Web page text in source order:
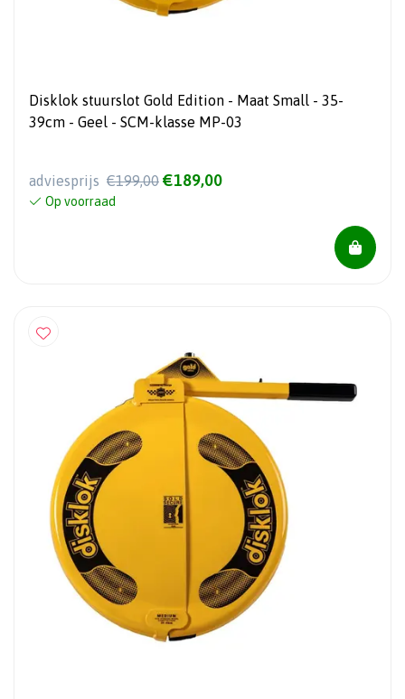
Disklok stuurslot Gold Edition - Maat Small - 35-
39cm - Geel - SCM-klasse MP-03
adviesprijs €199,00 €189,00
Op voorraad